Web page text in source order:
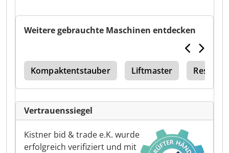
Weitere gebrauchte Maschinen entdecken
Kompaktentstauber Liftmaster
Vertrauenssiegel
Kistner bid & trade e.K. wurde
erfolgreich verifiziert und mit